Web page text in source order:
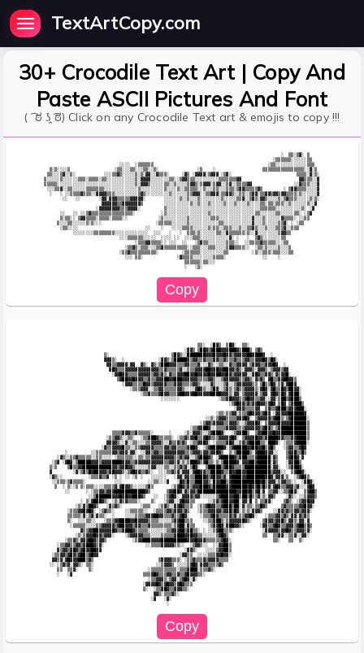
TextArtCopy.com
30+ Crocodile Text Art | Copy And
Paste ASCII Pictures And Font
( ͡ ಠ ʖ̯ ͡ಠ) Click on any Crocodile Text art & emojis to copy !!!
                                                                                           ░  ▒▒░▒▓░ ▒
                                                                                        ░▒▒▒▒▒▒░░░░░░▒▒
                             ░░░░  ░▒▒▒▒▒▒                                            ░▒▒░░░░░░░░░░░░▒▒▒
  ▒░▒░░░░▒                 ░▒▒░░░▒▒░░░▒▒░░▒░               ░▒    ░                  ▒▒▒▒▒▒▒▒▒▒▒▒▒▒▒▒░░▓░▒
▒▒░░░▒▓░░▒░           ░░░▒▒▓▒░░░░░▒░▒░▓▓░░▓▒▒▒░     ░▓▒ ░▓▓▓▓░▒▓▓▓ ░▒▓░                         ▒▒▒▒░▓░▒░
▒░░░░░▒░░░░░░▒▒▒░▒▒▒▒░▒▒░░░░░░░░░░░▒░▓▓▓▓░░░░░░░▒▒░░▒▓▓▒▒▒░░░░░░░░░▒▒▒▒▒▒▒▓▓                      ▓▓▒▒▒░░▓
▒▒▒▒▒░░░░░░░░░░░░░░░░░░░░░░░░░░░░░░▒░▓▓▓▒░░░░░▒▒░░▒░░░░▒▓▓▒░▒▓▓▓░▒▓▓░░▒▓░░▒▒▒▒▓▓                ░░▓▒▒▒░░░▓
░░░▒▒▓░░▒▒░░░░░▒▒▒▒▒▒▒░░░░░░░░░░░░░▒░░░░░░░░░▒░░░░▒░░▒▒▒▒▒░░▒░░░▒▒░░░▒▒▒░▒▓▓▒▒▒▒▒▓▒        ░ ▒▓▓▒▒▒▒░░░░▓
  ░   ░ ░░▒▒▒▒▓▒▒▒░░▓▓▓▓▒▒▒░░░░░░░░░▒▓▒░░░░░░░░░▒░░░░░░▒▒▓▓▓░░▒▒▓▓▓░▒▒▓▓▒░░▒▒░░▒▓▓░▒▒▓▓▒▓▓▒▓▓▒▒▒▒░▒░░░░░░▓
       ░░   ░░       ░▓▓░▓▓▓▒▒▒▒▒▓▓▓▓▓░       ░░░░░░▒░░▒░░░▒░░░░░░░░▒░░░░░▒▒▓░░▒▓▒░▓▓▒░░░░▒░▒▓▒▒▒░░░░░▒░▒░
                      ▓▓▓▓▓▓▒▒▓▓▓▓▓▓▓▒        ░░░░░░░░░░▒░░▒░░░▒░░░░░▒░░░▒░░░░▒░░░░▒▒░▒▒░▒▒▒░░▒░░░░░░▒░░▓
                    ░▓▓▓▓▓▓▓▓▒▒▒▓▓▓▓░         ▒░░░░░░░░░░░░░░░░░░░░░░░░░░░░░░░░░░░░▒▒▒▒▒▒░░░░░░░░░░▒░ ░▓
      ░░   ░░ ░░▒▓▒▒▒▒▒▒▒▒▒▒▒▒▒▒▒▒░          ░▒░░░░░░░░░░░░░░░░▒░░░░░░░░░░░░░░░░░▒▒░░░░░░▒▒░░░░░▒▒░ ░▒▓
      ▒░▒▒░░ ▒▓▓▒▒▒▒░▒▒▒▒░▒▒▒▒░░            ░▒░░░░░░░░░▒░░░░░░░░▒▒▒░░░░░░░░░░░░░▓░░░▒░░░░░░▓▒▒▒▒░ ░░▒▒
     ▒░░░▒▒░░░░░▒░▒░░░                     ░▒▒▒▒▒░░░░░░▒░░░░░░░░░░░▒▒░░░░░░░░░░░▓░░░▒░░░░░▒▒▓░ ░ ░▒▒
      ░▒▒░░░░                          ░░    ░   ░░░░▒▒▒▒░░░░░░▒░▒▒░░▒▒▒░░░▒░░▒▒▓▒░░░▒░░░▒▒▒▓░░▒▒▒
           ░░░░░░░░▒▒▒▒▒▒▒▒░░░░░░░░░░░░░  ░░░   ░   ░  ▒▒▒░▒░░░░░░▒▒░░▓▒▒▒▒▒▒░▒░░▓░░░░░░░░▒▓▓▒▒
                             ░░░▒▒▒▒▒▒░░░░░  ░░░░ ░░  ░░░▒▒▒░░░░░░░░░░░▓░ ░   ░  ▒▓▒░░░░░░░▒▒
                                   ░▒▒▒▓▓▒▒▒▒░░ ░░░  ░░   ░▒▓▒▒░░░░░░░▒▒▒░░  ░░▒▒▒▒▓▒▒▒▒▒░░░▒▒
                               ░▒▒▓▒░▒▒▒░░░▒▒▓▒▒▒▒▒▒▒▒▒░░▒▒▒░░░▒▒▒░░░░▒▓▓▒▒▒▒░░  ░▒▒░▒░░░░▒░░░▒
                             ░▒▒▓▒▒▒▒▒▒▒▒▒▒░         ░▒▒▒▒▒▒░░░░░░░░░▒▒         ░▒░░▒▒▒░▒▒▒░░░▒▒
                               ░░░ ▒▒░             ░▓▒▒▒▒░░░░░░░░▒▒▒▒░              ░░    ░
                                                      ▒▒▒▒▒▒░▒▒░░░
                                                           ▒▒░  ░█▓▒  ▒█▓░  ▒▒░
                                                      ░▓▓▒ ▒██▓▒▓███▓▓▓███▓▒███▒ ▒▓▒
                       ▒░                        ▒█▓▒░░███████▓▓▓█▓▓▓█▓▓▒▓▓▓▓▓██▓███▓  ░
                       ▓▓▓▒░  ░             ░▓▓▒░▒█████▓▒▓▓▒▒▓▒▒▒▓▓▒▒▓▒▒▒▓▒▒▒▓▓▒▒▓▓▓█▓▒█▓░
                        ▓▓▒▒▓▓▓▓░▓▓  ▓▒░ ▓▒░▒███▓▓▓▒▒▒▓▓▒▒▒▓░░░▓▒░░▒▒░░▓▒▒▓▓▓▓░▒▓▓▓▒▒▓▓▓█▓  ░
                         ▓█▓▒▒▒▓▓▓▓▓▓▓▓▓▓▓▓▓▒▒▓▒▒▒▒▒▓░░▒▒▒▓▓▓▓██▓▓█▓▓██▓▓▒▓▒░▓▓▓▒░▓▓▓▒░▒▓▓▓▒▓▓
                          ░▓▓█▓▓▒▒▒▒▓▓▓▓▓▒▓▓▒▓▒░▓▒▒▓▓▓██▓▓█▓▓▓▓█▓▓██▓▓█▓▒▓▓▓▓▓░░▓█▓▒▒▓▓▒░▓▒▓▓█░
                            ▒▓██▓▓█▓▓▓▒▒▓▒▒▓▓▓██▓▓███▓▓▓▓▓▓▒▒▒▒▓▓▒░░▒▓▓▓▓▓▓▒▒▓▓▒░▓▒▓▒ ▓█▒▒▓▓██▓▓▒
                              ░▓▓▓▒▒▒▒█▓▓▒▓▓▓▓▓▒▒▒▓▓▓▒▒▒▒▓▓▒░░░░▓▒░░░▒▓░░▒▓▓▓▓▓▓▒▒ ▒█▒▒█▓░▒▓░▓██▓
                                 ░▒▒▒▓▓▓░░▒▒▓▓▒▒▒▒▒▓▓▒░░░░▓█▓▒░░▒█▓░░▒▓▒░▒▓▒▒▓▓▓▓▒░▓█▓░▓█▒▒█▓▒██▓▓░
                                     ░▒▒▓▒▒▒▓█▓▓▒▒▒▓██▓▓▓██▓▓▓▓▓████▓▓▓▒░▓▓░▒▓▓▓▓▓░▒▓▓ ▓█▓▒█▓░▓███░
                                             ░░░░░░░               ░▒▒▓█▓▓▓▒▒▓█▓▓▒▒▓▓░░▓▓░▒██▒▓███▒
                                                                       ░▒▓█▓▓▒▓▒▓▓█▓▓▒▓█▓ ▒█▓ ▒▓███▒
                                                                         ░▓▓▓▒▒▒▒▓▓  ▒▓▒▒▓███▒▓▓▓███░
                                                                  ░▒▒░▒▒▓▓░▒▒▒▓█▓▓▓▒▓█▓ ░▓▓▓▓▓██████▓
                                                              ░░▒░▒▓▓▓▒▒▒▒▓▓▓█▓░ ▒▓▓▓▓▓▒▓██▒░▒▓██████░
                                                            ░▒▓▓▒▓▓▓▓▒▒▓▓▓▒░░▒▓▓▓█▓░ ▒▓▓▓▓█▓▓▓▓██████▒
                                                        ░▒▒▓▓██▓░░▒▒▒▒▓▓▓▓▒▒▒▓▓▓▓▓▓▒▓█▓▒░▒▓██████████▒
                          ▒▒▒▒▓▓▓▒▒▓▒▒▒▒▒░      ░     ░▒░▓▓▓▒░░▒▓███▓░  ░▒▓▓██▒  ▒▓▓██▓▓█▓▓██████████▒
                        ░▒▒▓▓▒░░▒▒░  ░▒▒▓██▓▒▒▒▒▒░ ░▒▒▓▒▓▓█▒▒▓█▓▒▒▒▓▓▓▓▓█▓░ ▒▓▓▓▓█▓▓▒▓████▓▓▒▒▒▓▓████▒
                        ▓▓▓▓▒░░▓░░▒▒░░░▒▒▓▓▓▓▒░░▓▒▒▓▒▓▒ ░▒▒▓▓█▓░ ░▒▒▒▒▓█▓░░▒▓▒▓████▒▒░███▓░ ░▒▒▒▓████░
                      ░▓▒▒▓▓▓▓█▒▒░░▒▒▓▓▓▓▓▒▒▒▒▓▓▒▓▓▒▒▒▒▓██▓░ ░▒▓█████▓░▒▓█████▓▓██▓▓█▒▓█▒   ░▒▓▓▒▒▓█▓
        ░         ░░▒▒▒▒▒▒▓▓▒▓▓▓░▓▓░ ░░▓▓▒▓▓▒▒▓▓▓▓▓▓▓▓▒▒▒▓▓▓▒▓▓▒▓▓█▓▒  ▒░▒█████▒░▓███▓▓▓░░   ▒▓▓█▒▒█▒
     ░▓▒░░▒▒▓▒▒▒▒▒░░▒▒░░░░ ░▒▒▒▒▒▒░░▒▒░▒▒▓▓▓▓▓▓▓▓▓▒▒▓▒▓▓░░▒▓███▓▒ ░▓█████▓▒▓██▒▒▒▓█████░▓▒   ▒▓██▓░▓
   ░▒▓ ░▓█▓░▒█████▓▓▓▒▓▓▓▓████▓▓▓▒▒▓▓▓▓▓▓▓▓▓▓▓▒▒▓▓▒▓░▒░▒███▓▒▓█▒▒░▒░▒█████▓░▓▓▓██▓█████░▓▒   ░▓▓██▒
  ▒░▒    ▒█▒▒▓▓███████████▓▓▒▓▓█▓▓▒░░░░░▒▓▓░░░▒▒░░▒▒▓▒▓░▒█▓░  ▒█████▒▓██▓▒▒▒▒██████████░▓▓░  ░▒▓██▓░
  ▓        ░▓░▒▓▒█▓██▓▓▓▒▓█▓▓▓▒░▒▓█▓▓▒▒▓▒░  ░░░▒▒▓▒▓░▓▓▓░▓██▓▓▒▒████▓▒▒█▓▓██▓▓█████████▒▓▓▓░░  ▒▓██▓░
  ░▓▒░░          ░▒▒▒▓▒▒▓ ░▒ ░ ░░ ░▒ ░   ░░░░░░   ░▓▓░▓▓▒▒████▓▒▓█▓▓▒▓░▓████▓▓███████▓█▓░▓▓▓░▒  ░▒▓█▓▒
   ░░▒▒▒░▒▓▒▒▒▒░           ░░░          ░░▒▒░░░▓   ░█▓▒█▒▒███▓▓▒░█▓▓██▒▓███████████▓█▒▓▓▓░▒▓▓▒▒░░  ░▓█▓░
    ▒  ░ ▒░░▒ ▒░▒▒▒░░░░▒▒▒▒▓░▓█▓▓▒░░░░░▒▓▒       ░▒▓█▓▒▓▒▓▓▓███▓▒█████▓▓██████▓█▓▓█▒█▒▓░▓█▓▒▒▓▓▓▒▓░░░▓█▓
        ░░      ░ ░▒▒▓▓▒▓▓▓████████████▓▒      ▒▓▓██▓░▓▒▓▓▒███████████████▓▓██▓█▒▓█░▓ ▒▒▓▓░░▒▒▓█▓░  ▒▓██▒
                 ░░▒██████▓▓▓█▓█▓▓███▓▒   ░░  ░▒▓█▓░ ▓▓▓▓▒▓▓░░░░░░▒▓███▓▓██▒██▒█▒▒▓░▒░▓▓▒    ░▓▒░ ░░▒▓▓▓▒
              ░ ▒░▓███▓▒░ ░▒░▓▒▓▒▒▒▒░    ▒░   ░▒▓▓░░▓█▓▓▒▒     ░░▒▓▒▓██▓▓██░▓▓░█ ▒ ▒▒▓▓░    ▒▓▒░ ░▒▓▓█▓▓
            ░▒░▓▒██▓▒   ░▓▒▓▒░       ░▒▒▒   ░▒▓▒░░▓▓█▓▒▒▒  ░▒▒▓█▓▓▒▒▓███▒██░▓░▒▒░▒▒█▓▒     ▒▓▒▒▒▒▒▓▓█▓▓░
         ░▒▒▒▓▓█▓█▓░ ░▒▓▒▒░    ░░▒▒▒▒▒░░  ░▒▒▒▒▓▓▒▓▓▓▒▓▒   ░▒▒▒▓▓▓▓▓▒▓▓█▒█▓░▒░▒░▓▓▓▒    ░░▓▓▒▓▒▒▓▓▒▓▓▓░
         ▒▒▒▒▒░▓░▒▓░▓▒▒░  ░    ░░░░▒▒▒▒▓▓▓██▓▓▒▒▒▓▒▒▓█▓░    ░▒▒▒▓█▓▒▒▒▒▓▒▓░▒▒▓▓█▓░   ░▒▒▒▓▓▒▓▒░▓▓░▓▒▓▒
         ▒░  ░░░▒▒░░   ░▒▒▒▓▓████▓▓█▓▓▓▓▒▒▒▒░░░░░▒▓▓██▒▒▒    ░░▒▒▓██▒░▒▓▓▓▓▓█▓▒░    ▒▓▓▓▒▓▓█▒░▓▓▒░▓▓░▓
          ░▒▒▒▒▒░░░░▒▒▓▓▓▓▓▒▓██▓▓▓▒▓▓▒▒▒▓▒▒▒▒▒▒▒▒░▒▓██░▓▒▒     ░▒▓▓█▓░▓██▓▓▒░      ░▓▓▒▒▓█▓▒▒▓▓▓▒▓██▒▓▒
              ▓▒▒▓▓██▓▓▓▓▓█▓▒▒▓███▓▒▒▒▒▒░░░░░░░▒▒▓▓▓██▒▓█▒▒░ ░ ░░▒▓██▒▒▒░           ░▓▓▓▓▓▒▓▓█▓▒▒▓▓▓▒▓░
            ░▒░▒▓▓▓█▓▓▒▓▓▓░    ░▒▓▓▓▓▓▒▒▒░░░░▒▒▒▒▒▓███▓▓█▓▓▒▒░░░░░▒▓█▓▒             ▒▒  ▒▒▓▓░░▒▒▓░░▓▓░
        ░▒▒▓▒░▓▓▓██▓▒▓▓▒          ░▒▓▓███▓▓▓▓██████████▓▓▓█▓▓▓▒▒▒▒▒▒▓█▓░                ▒▒░   ▒▒  ▒░
     ░▒▒▓▓▒▒▓▓▒▓███▓▒▓░                ░░▒▒▒▒▓▓▓▓▓▒▒░░  ░▒▓▓▒░░  ░░▓▓██▒
     ▓▒▓▓▒▓█▓▒▓█▓▓██▓▓                                ░▓▓▒░   ░░░░▒▓▓██▒
   ░▒▒▓▓▒▓█▓▒▓██▒▓█▓▓                               ░▓▓▒▒  ░░░░▒▒▒▓▓█▓▓░
   ▓▓▒▓░▓█▓▓▓███▒▓▒                         ▒▓▓▓▓▒▒▒░ ░▒▒▓▒▒▒▓▒▓▓▓▓▒▒▒▒
  ░░ ░▒▓▒▓░▓▓▒░ ▒▒░                        ░░▒▓▓▓▒ ░░░░▒▓█▓░▓▓▓▒▒▒▒▓▒
     ▒▒  ▒▒▓░    ▒░                     ░▒▒▒▒▒▒▒▒▒▒░▒▒▒▓███░▒▒▒▓▒░
     ░   ░▓                           ▒▒▒▓█▓▒▒▒▓▓▒▒▓▒▒▓█▓▓▓▒▒░
                                        ░▒▒▓▓▓▒░▒▓▓░▒▓█▓░▓░
                                      ░▓▓▓▓█▓▒▓█▓▓▒▓█▓▒▒▒
                                      ▒░  ░▒▒▓█▓▒▒▓▓▓▒▒░
                                          ▓▓▒░▒▒▒▓▒░
                                         ░▓   ░▓░